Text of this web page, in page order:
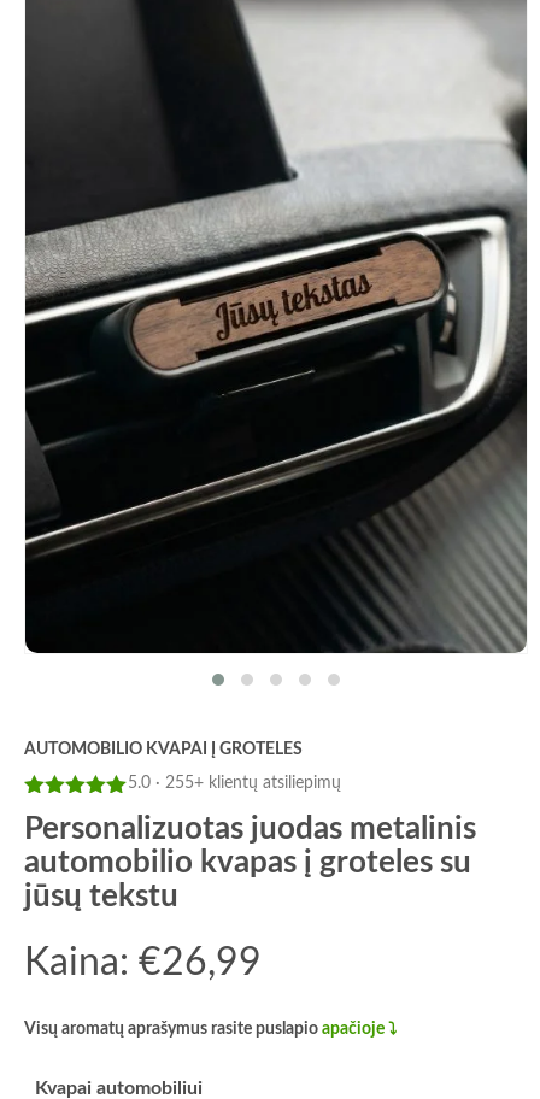
AUTOMOBILIO KVAPAI Į GROTELES
Įvertinimas:
5iš 5
5.0 · 255+ klientų atsiliepimų
Personalizuotas juodas metalinis
automobilio kvapas į groteles su
jūsų tekstu
Kaina: €26,99
Visų aromatų aprašymus rasite puslapio apačioje ⤵️
Kvapai automobiliui